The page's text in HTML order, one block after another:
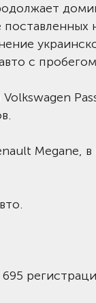
с
Megane,